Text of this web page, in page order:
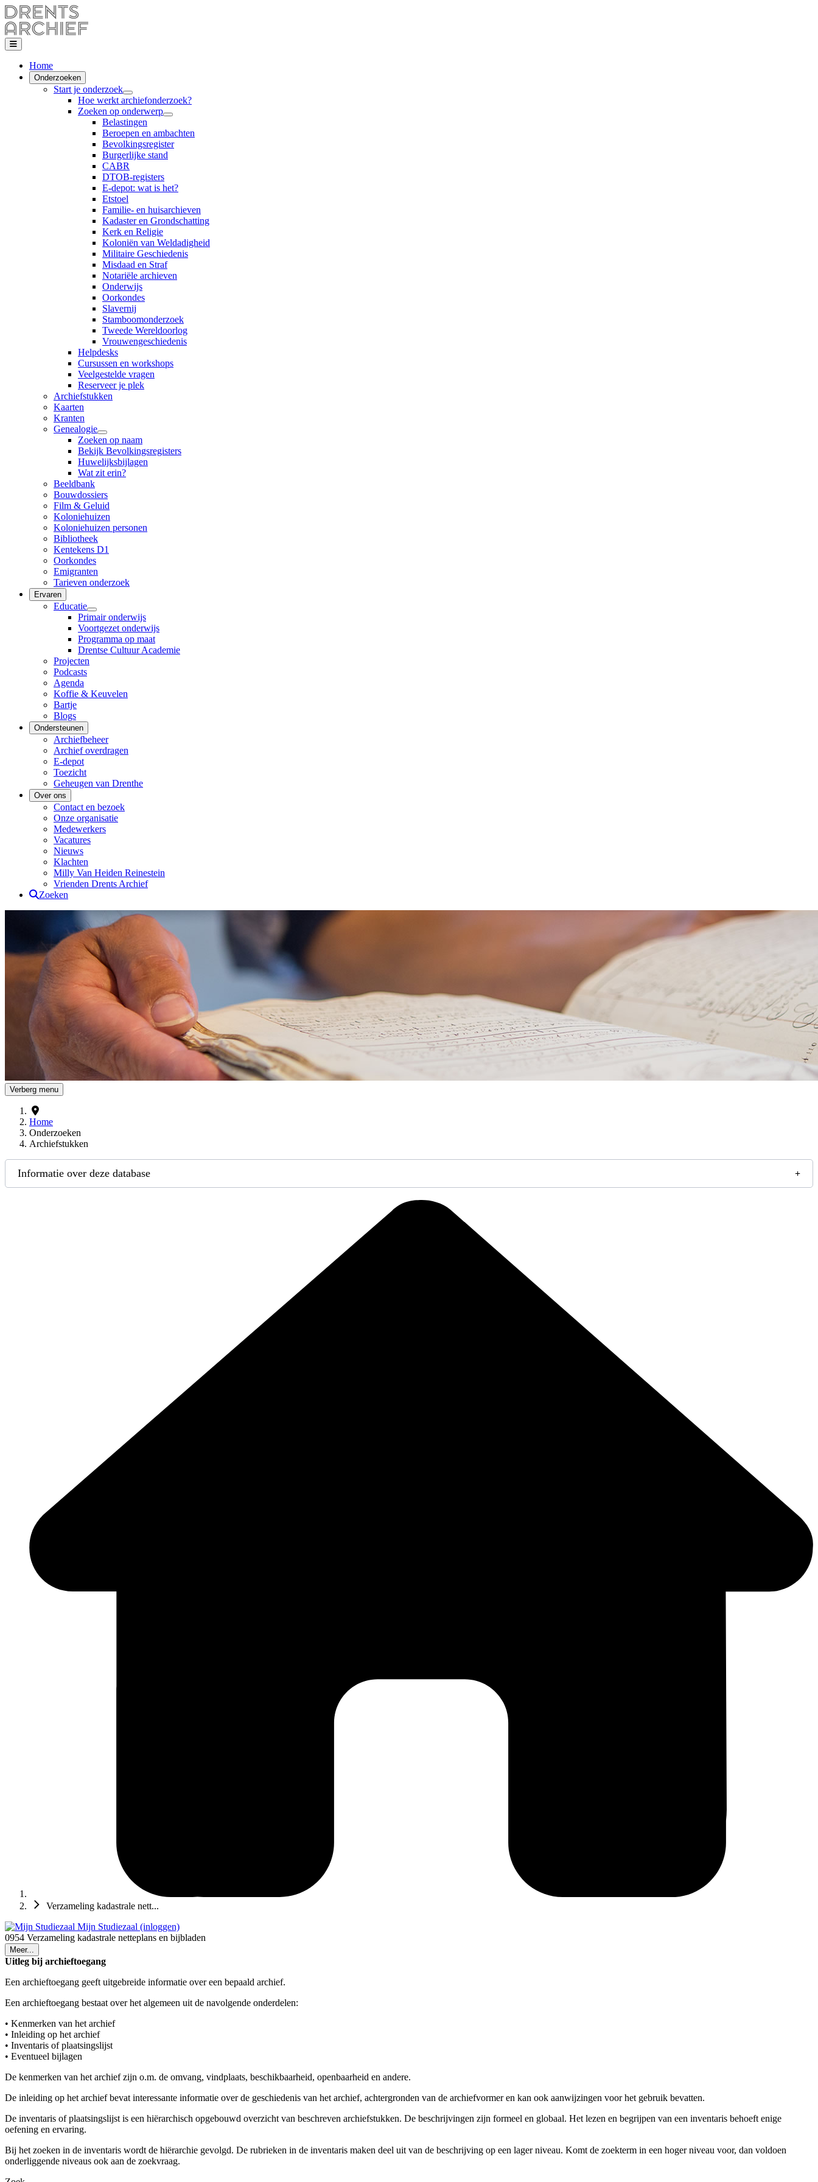
Home
Onderzoeken
Start je onderzoek
Hoe werkt archiefonderzoek?
Zoeken op onderwerp
Belastingen
Beroepen en ambachten
Bevolkingsregister
Burgerlijke stand
CABR
DTOB-registers
E-depot: wat is het?
Etstoel
Familie- en huisarchieven
Kadaster en Grondschatting
Kerk en Religie
Koloniën van Weldadigheid
Militaire Geschiedenis
Misdaad en Straf
Notariële archieven
Onderwijs
Oorkondes
Slavernij
Stamboomonderzoek
Tweede Wereldoorlog
Vrouwengeschiedenis
Helpdesks
Cursussen en workshops
Veelgestelde vragen
Reserveer je plek
Archiefstukken
Kaarten
Kranten
Genealogie
Zoeken op naam
Bekijk Bevolkingsregisters
Huwelijksbijlagen
Wat zit erin?
Beeldbank
Bouwdossiers
Film & Geluid
Koloniehuizen
Koloniehuizen personen
Bibliotheek
Kentekens D1
Oorkondes
Emigranten
Tarieven onderzoek
Ervaren
Educatie
Primair onderwijs
Voortgezet onderwijs
Programma op maat
Drentse Cultuur Academie
Projecten
Podcasts
Agenda
Koffie & Keuvelen
Bartje
Blogs
Ondersteunen
Archiefbeheer
Archief overdragen
E-depot
Toezicht
Geheugen van Drenthe
Over ons
Contact en bezoek
Onze organisatie
Medewerkers
Vacatures
Nieuws
Klachten
Milly Van Heiden Reinestein
Vrienden Drents Archief
Zoeken
Drents Archief
Verberg menu
Home
Onderzoeken
Archiefstukken
Informatie over deze database
Verzameling kadastrale nett...
Mijn Studiezaal (inloggen)
0954 Verzameling kadastrale netteplans en bijbladen
Meer...
Uitleg bij archieftoegang
Een archieftoegang geeft uitgebreide informatie over een bepaald archief.
Een archieftoegang bestaat over het algemeen uit de navolgende onderdelen:
• Kenmerken van het archief
• Inleiding op het archief
• Inventaris of plaatsingslijst
• Eventueel bijlagen
De kenmerken van het archief zijn o.m. de omvang, vindplaats, beschikbaarheid, openbaarheid en andere.
De inleiding op het archief bevat interessante informatie over de geschiedenis van het archief, achtergronden van de archiefvormer en kan ook aanwijzingen voor het gebruik bevatten.
De inventaris of plaatsingslijst is een hiërarchisch opgebouwd overzicht van beschreven archiefstukken. De beschrijvingen zijn formeel en globaal. Het lezen en begrijpen van een inventaris behoeft enige
oefening en ervaring.
Bij het zoeken in de inventaris wordt de hiërarchie gevolgd. De rubrieken in de inventaris maken deel uit van de beschrijving op een lager niveau. Komt de zoekterm in een hoger niveau voor, dan voldoen
onderliggende niveaus ook aan de zoekvraag.